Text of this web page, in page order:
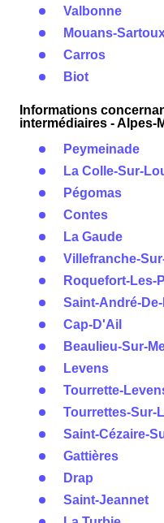
Valbonne
Mouans-
Carros
Biot
Informations
intermédiaires - Alpes-
Peymeinade
La Colle-Sur-
Pégomas
Contes
La Gaude
Villefranche-
Roquefort-Les-
Saint-André-
Cap-D'Ail
Beaulieu-Sur-
Levens
Tourrette-
Tourrettes-Sur-
Saint-Cézaire-
Gattières
Drap
Saint-Jeannet